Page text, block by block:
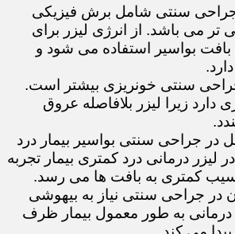
جراحی سنتی شامل برش فیزیکی
تر می باشد. از انرژی لیزر برای
بافت بواسیر استفاده می شود و
سنتی خونریزی بیشتر است.
دارد زیرا لیزر بلافاصله عروق
در جراحی سنتی بواسیر بیمار درد
لیزر درمانی درد کمتری بیمار تجربه
کمتری به بافت ها می رسد.
در جراحی سنتی نیاز به بیهوشی
درمانی به طور معمول بیمار ظرف